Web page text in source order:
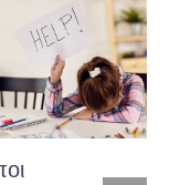
παιδιά;